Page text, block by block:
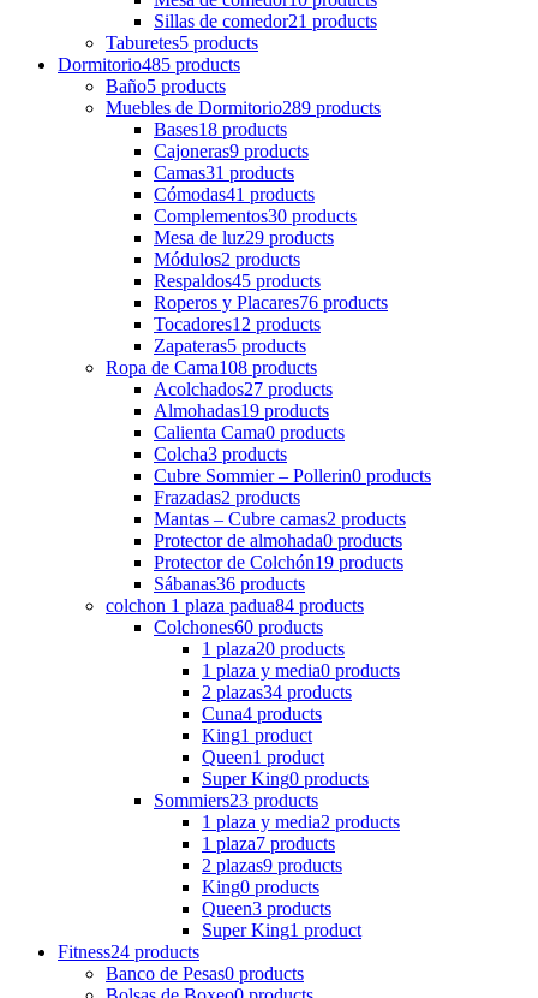
Sillas de comedor21 products
Taburetes5 products
Dormitorio485 products
Baño5 products
Muebles de Dormitorio289 products
Bases18 products
Cajoneras9 products
Camas31 products
Cómodas41 products
Complementos30 products
Mesa de luz29 products
Módulos2 products
Respaldos45 products
Roperos y Placares76 products
Tocadores12 products
Zapateras5 products
Ropa de Cama108 products
Acolchados27 products
Almohadas19 products
Calienta Cama0 products
Colcha3 products
Cubre Sommier – Pollerin0 products
Frazadas2 products
Mantas – Cubre camas2 products
Protector de almohada0 products
Protector de Colchón19 products
Sábanas36 products
colchon 1 plaza padua84 products
Colchones60 products
1 plaza20 products
1 plaza y media0 products
2 plazas34 products
Cuna4 products
King1 product
Queen1 product
Super King0 products
Sommiers23 products
1 plaza y media2 products
1 plaza7 products
2 plazas9 products
King0 products
Queen3 products
Super King1 product
Fitness24 products
Banco de Pesas0 products